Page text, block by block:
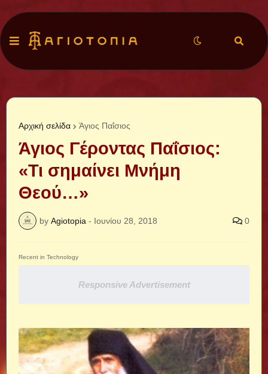
Αρχική σελίδα Άγιος Παΐσιος
Άγιος Γέροντας Παΐσιος:
«Τι σημαίνει Μνήμη
Θεού…»
by Agiotopia - Ιουνίου 28, 2018 0
Recent in Technology
Responsive Advertisement